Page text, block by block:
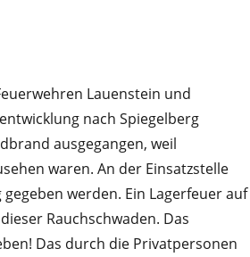
Lauenstein und
nach Spiegelberg
ausgegangen, weil
waren. An der Einsatzstelle
werden. Ein Lagerfeuer auf
Rauchschwaden. Das
Das durch die Privatpersonen